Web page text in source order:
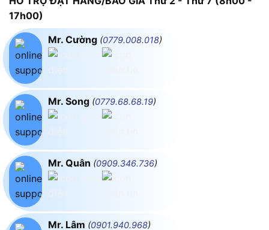
17h00)
Mr. Cường (0779.008.018)
Mr. Song (0779.68.68.19)
Mr. Quân (0909.346.736)
Mr. Lâm (0901.940.968)